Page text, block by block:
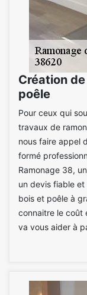
Création
poêle
Pour ceux qui
travaux de
nous faire appel
formé
Ramonage 38,
un devis fiable
bois et poêle à
connaitre le coût
va vous aider à